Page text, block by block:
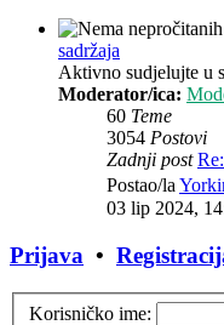
sadržaja
Aktivno sudjelujte u
Moderator/ica:
60 Teme
3054 Postovi
Zadnji post
Postao/la
03 lip 2024,
Prijava •
Korisničko ime: